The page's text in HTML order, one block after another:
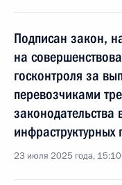
Подписан закон,
на
госконтроля за
перевозчиками
законодательства
инфраструктурных
23 июля 2025 года, 15:10